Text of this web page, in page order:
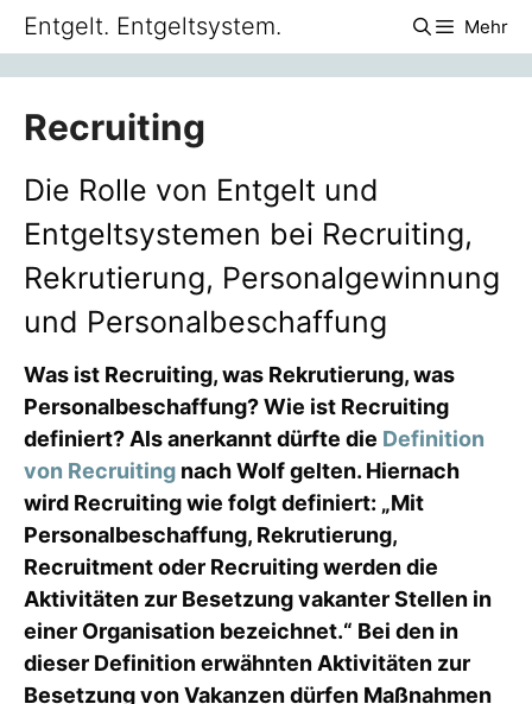
Zum
springen
Entgelt. Entgeltsystem. Mehr
Recruiting
Die Rolle von Entgelt und
Entgeltsystemen bei Recruiting,
Rekrutierung, Personalgewinnung
und Personalbeschaffung
Was ist Recruiting, was Rekrutierung, was
Personalbeschaffung? Wie ist Recruiting
definiert? Als anerkannt dürfte die Definition
von Recruiting nach Wolf gelten. Hiernach
wird Recruiting wie folgt definiert: „Mit
Personalbeschaffung, Rekrutierung,
Recruitment oder Recruiting werden die
Aktivitäten zur Besetzung vakanter Stellen in
einer Organisation bezeichnet.“ Bei den in
dieser Definition erwähnten Aktivitäten zur
Besetzung von Vakanzen dürfen Maßnahmen